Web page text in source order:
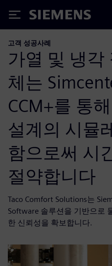
Siemens
고객 성공사례
가열 및 냉각
체는
CCM+를 통
설계의 시뮬
함으로써 시
절약합니다
Taco Comfort Solutions는
Software 솔루션을 기반으로
한 신뢰성을 확보합니다.